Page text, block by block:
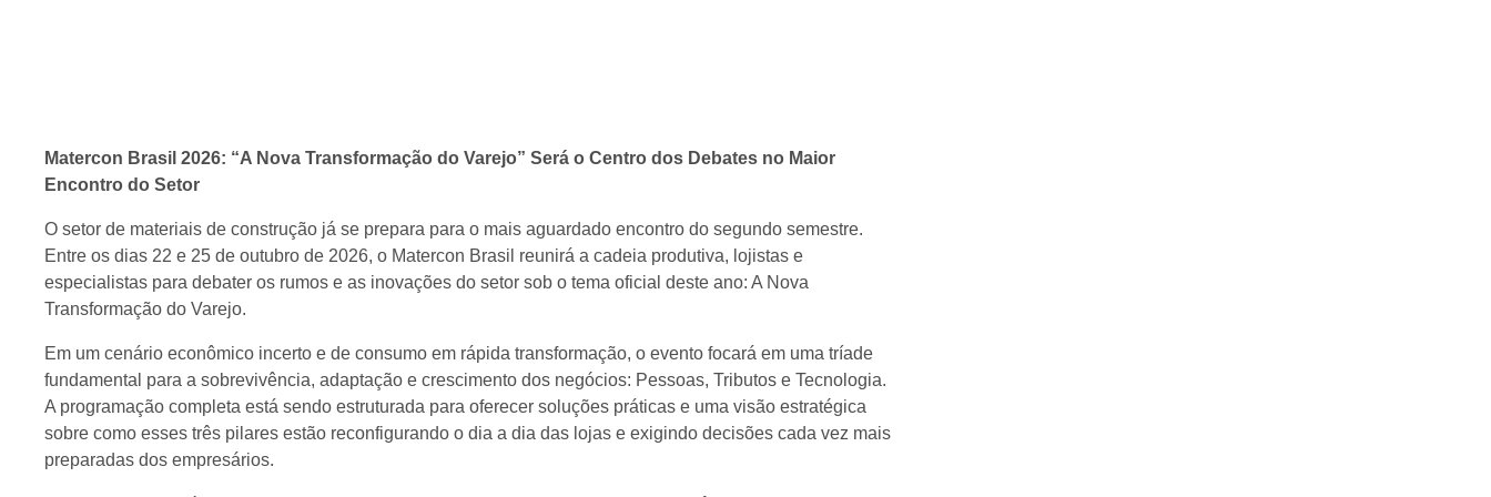
Matercon Brasil 2026: “A Nova Transformação do Varejo” Será o Centro dos Debates no Maior
Encontro do Setor
O setor de materiais de construção já se prepara para o mais aguardado encontro do segundo semestre.
Entre os dias 22 e 25 de outubro de 2026, o Matercon Brasil reunirá a cadeia produtiva, lojistas e
especialistas para debater os rumos e as inovações do setor sob o tema oficial deste ano: A Nova
Transformação do Varejo.
Em um cenário econômico incerto e de consumo em rápida transformação, o evento focará em uma tríade
fundamental para a sobrevivência, adaptação e crescimento dos negócios: Pessoas, Tributos e Tecnologia.
A programação completa está sendo estruturada para oferecer soluções práticas e uma visão estratégica
sobre como esses três pilares estão reconfigurando o dia a dia das lojas e exigindo decisões cada vez mais
preparadas dos empresários.